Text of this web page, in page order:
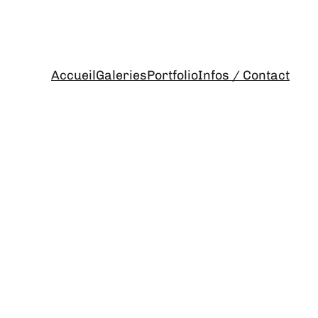
AccueilGaleriesPortfolioInfos / Contact